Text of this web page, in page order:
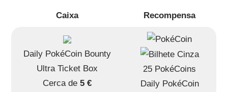
Caixa Recompensa
Daily PokéCoin Bounty
Ultra Ticket Box
Cerca de 5 €
25 PokéCoins
Daily PokéCoin